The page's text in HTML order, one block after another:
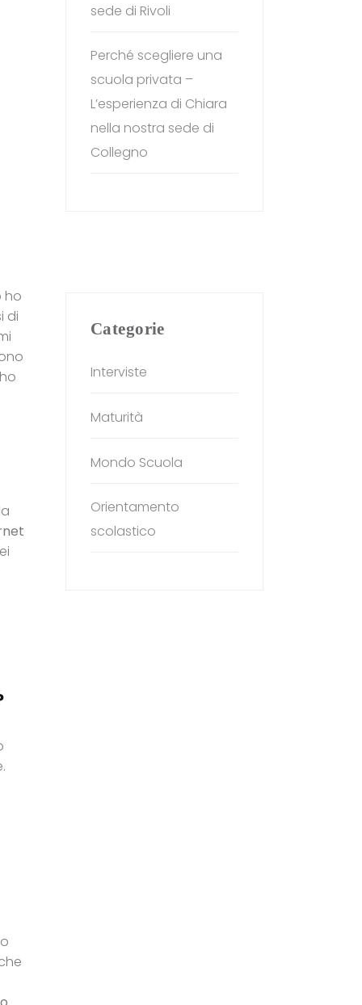
ho
di
sede di Rivoli
Perché scegliere una
scuola privata –
L’esperienza di Chiara
nella nostra sede di
Collegno
Categorie
Interviste
Maturità
Mondo Scuola
Orientamento
scolastico